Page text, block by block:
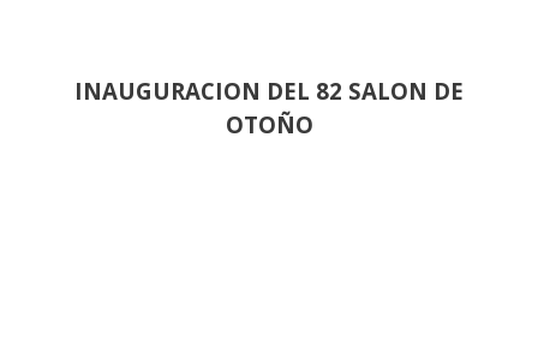
INAUGURACION DEL 82 SALON DE
OTOÑO